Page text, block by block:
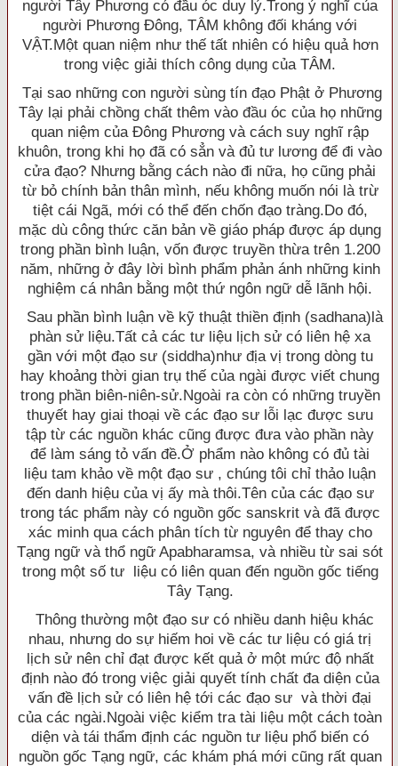
người Tây Phương có đầu óc duy lý.Trong ý nghĩ của
người Phương Ðông, TÂM không đối kháng với
VẬT.Một quan niệm như thế tất nhiên có hiệu quả hơn
trong việc giải thích công dụng của TÂM.
Tại sao những con người sùng tín đạo Phật ở Phương
Tây lại phải chồng chất thêm vào đầu óc của họ những
quan niệm của Ðông Phương và cách suy nghĩ rập
khuôn, trong khi họ đã có sẳn và đủ tư lương để đi vào
cửa đạo? Nhưng bằng cách nào đi nữa, họ cũng phải
từ bỏ chính bản thân mình, nếu không muốn nói là trừ
tiệt cái Ngã, mới có thể đến chốn đạo tràng.Do đó,
mặc dù công thức căn bản về giáo pháp được áp dụng
trong phần bình luận, vốn được truyền thừa trên 1.200
năm, những ở đây lời bình phẩm phản ánh những kinh
nghiệm cá nhân bằng một thứ ngôn ngữ dễ lãnh hội.
Sau phần bình luận về kỹ thuật thiền định (sadhana)là
phàn sử liệu.Tất cả các tư liệu lịch sử có liên hệ xa
gần với một đạo sư (siddha)như địa vị trong dòng tu
hay khoảng thời gian trụ thế của ngài được viết chung
trong phần biên-niên-sử.Ngoài ra còn có những truyền
thuyết hay giai thoại về các đạo sư lỗi lạc được sưu
tập từ các nguồn khác cũng được đưa vào phần này
để làm sáng tỏ vấn đề.Ở phẩm nào không có đủ tài
liệu tam khảo về một đạo sư , chúng tôi chỉ thảo luận
đến danh hiệu của vị ấy mà thôi.Tên của các đạo sư
trong tác phẩm này có nguồn gốc sanskrit và đã được
xác minh qua cách phân tích từ nguyên để thay cho
Tạng ngữ và thổ ngữ Apabharamsa, và nhiều từ sai sót
trong một số tư liệu có liên quan đến nguồn gốc tiếng
Tây Tạng.
Thông thường một đạo sư có nhiều danh hiệu khác
nhau, nhưng do sự hiếm hoi về các tư liệu có giá trị
lịch sử nên chỉ đạt được kết quả ở một mức độ nhất
định nào đó trong việc giải quyết tính chất đa diện của
vấn đề lịch sử có liên hệ tới các đạo sư và thời đại
của các ngài.Ngoài việc kiểm tra tài liệu một cách toàn
diện và tái thẩm định các nguồn tư liệu phổ biến có
nguồn gốc Tạng ngữ, các khám phá mới cũng rất quan